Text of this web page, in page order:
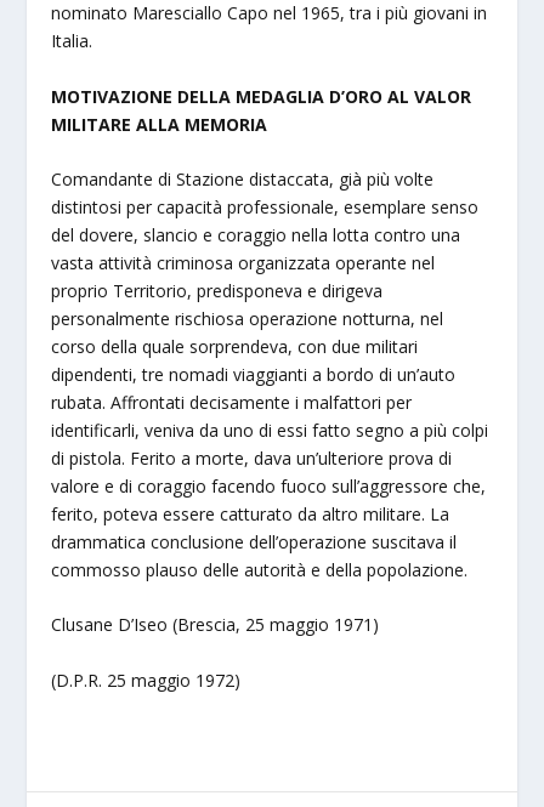
nominato Maresciallo Capo nel 1965, tra i più giovani in
Italia.
MOTIVAZIONE DELLA MEDAGLIA D’ORO AL VALOR
MILITARE ALLA MEMORIA
Comandante di Stazione distaccata, già più volte
distintosi per capacità professionale, esemplare senso
del dovere, slancio e coraggio nella lotta contro una
vasta attività criminosa organizzata operante nel
proprio Territorio, predisponeva e dirigeva
personalmente rischiosa operazione notturna, nel
corso della quale sorprendeva, con due militari
dipendenti, tre nomadi viaggianti a bordo di un’auto
rubata. Affrontati decisamente i malfattori per
identificarli, veniva da uno di essi fatto segno a più colpi
di pistola. Ferito a morte, dava un’ulteriore prova di
valore e di coraggio facendo fuoco sull’aggressore che,
ferito, poteva essere catturato da altro militare. La
drammatica conclusione dell’operazione suscitava il
commosso plauso delle autorità e della popolazione.
Clusane D’Iseo (Brescia, 25 maggio 1971)
(D.P.R. 25 maggio 1972)